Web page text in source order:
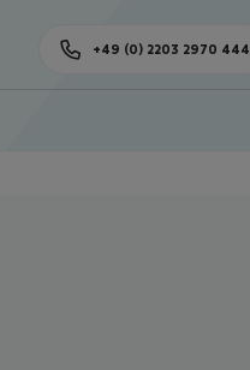
+49 (0) 2203 2970 444